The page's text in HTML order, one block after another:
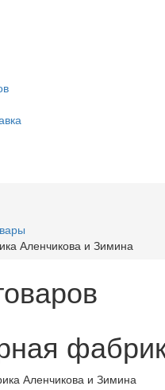
Аленчикова и Зимина